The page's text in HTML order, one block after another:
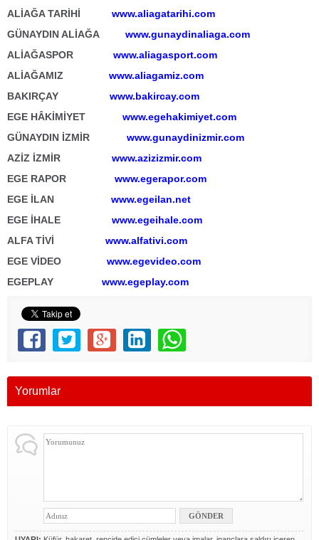
ALİAĞA TARİHİ www.aliagatarihi.com
GÜNAYDIN ALİAĞA
www.gunaydinaliaga.com
ALİAĞASPOR www.aliagasport.com
ALİAĞAMIZ www.aliagamiz.com
BAKIRÇAY www.bakircay.com
EGE HÂKİMİYET www.egehakimiyet.com
GÜNAYDIN İZMİR www.gunaydinizmir.com
AZİZ İZMİR www.azizizmir.com
EGE RAPOR www.egerapor.com
EGE İLAN www.egeilan.net
EGE İHALE www.egeihale.com
ALFA TİVİ www.alfativi.com
EGE VİDEO www.egevideo.com
EGEPLAY www.egeplay.com
Yorumlar